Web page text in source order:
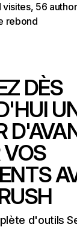
56
rebond
DÈS
VOS
d'outils